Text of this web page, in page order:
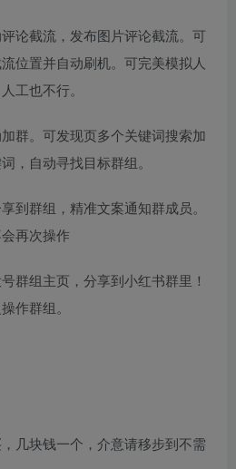
论截流，发布图片评论截流。可
位置并自动刷机。可完美模拟人
工也不行。
群。可发现页多个关键词搜索加
，自动寻找目标群组。
到群组，精准文案通知群成员。
再次操作
群组主页，分享到小红书群里！
作群组。
几块钱一个，介意请移步到不需